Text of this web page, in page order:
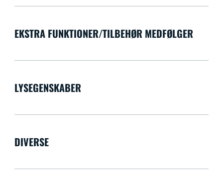
EKSTRA FUNKTIONER/TILBEHØR MEDFØLGER
LYSEGENSKABER
DIVERSE